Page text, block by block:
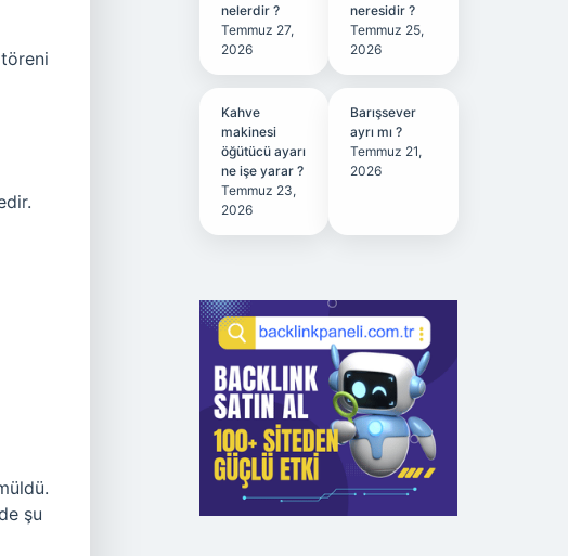
şu
nelerdir ?
Temmuz 27,
2026
neresidir ?
Temmuz 25,
2026
Kahve
makinesi
öğütücü ayarı
ne işe yarar ?
Temmuz 23,
2026
Barışsever
ayrı mı ?
Temmuz 21,
2026